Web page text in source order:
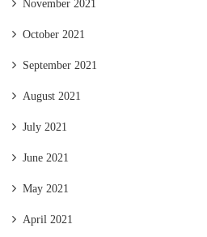
November 2021
October 2021
September 2021
August 2021
July 2021
June 2021
May 2021
April 2021